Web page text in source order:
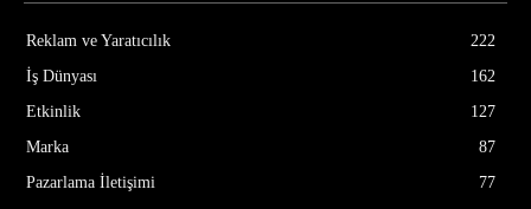
Reklam ve Yaratıcılık
222
İş Dünyası
162
Etkinlik
127
Marka
87
Pazarlama İletişimi
77